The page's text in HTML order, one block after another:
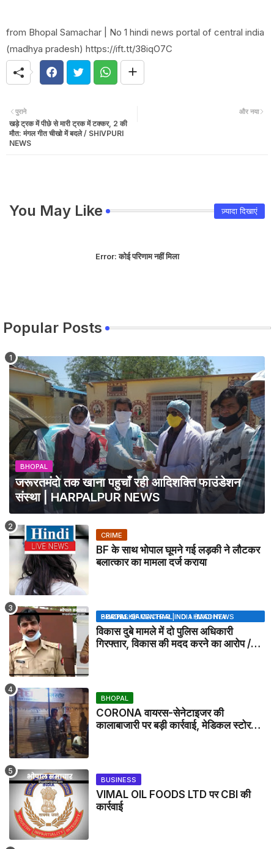
from Bhopal Samachar | No 1 hindi news portal of central india
(madhya pradesh) https://ift.tt/38iqO7C
और नया
पुराने
खड़े ट्रक में पीछे से मारी ट्रक में टक्कर, 2 की
मौत: मंगल गीत चीखो में बदले / SHIVPURI
NEWS
You May Like ज़्यादा दिखाएं
Error:कोई परिणाम नहीं मिला
Popular Posts
BHOPAL
जरूरतमंदो तक खाना पहुचाँ रही आदिशक्ति फाउंडेशन
संस्था | HARPALPUR NEWS
CRIME
BF के साथ भोपाल घूमने गई लड़की ने लौटकर
बलात्कार का मामला दर्ज कराया
BHOPAL SAMACHAR | NO 1 HINDI NEWS PORTAL OF CENTRAL INDIA (MADHYA PRADESH)
विकास दुबे मामले में दो पुलिस अधिकारी
गिरफ्तार, विकास की मदद करने का आरोप /
BHOPAL
CORONA वायरस-सेनेटाइजर की
कालाबाजारी पर बड़ी कार्रवाई, मेडिकल स्टोर
BUSINESS
VIMAL OIL FOODS LTD पर CBI की
कार्रवाई